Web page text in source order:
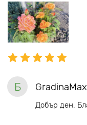
Б GradinaMax
Добър ден.